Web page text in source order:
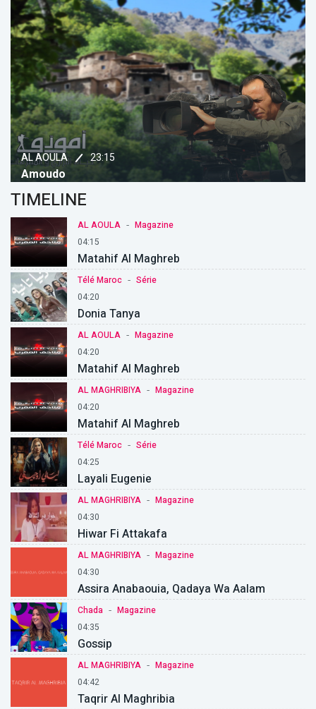
AL AOULA 23:15
Amoudo
TIMELINE
AL AOULA - Magazine
04:15
Matahif Al Maghreb
Télé Maroc - Série
04:20
Donia Tanya
AL AOULA - Magazine
04:20
Matahif Al Maghreb
AL MAGHRIBIYA - Magazine
04:20
Matahif Al Maghreb
Télé Maroc - Série
04:25
Layali Eugenie
AL MAGHRIBIYA - Magazine
04:30
Hiwar Fi Attakafa
AL MAGHRIBIYA - Magazine
04:30
Assira Anabaouia, Qadaya Wa Aalam
Chada - Magazine
04:35
Gossip
AL MAGHRIBIYA - Magazine
04:42
Taqrir Al Maghribia